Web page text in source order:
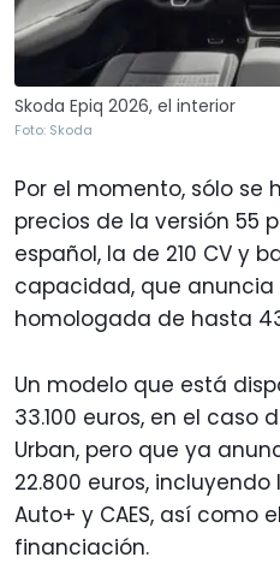
Skoda Epiq 2026, el interior
Foto: Skoda
Por el momento, sólo se
precios de la versión 55
español, la de 210 CV y
capacidad, que
homologada de hasta
Un modelo que está
33.100 euros, en el caso
Urban, pero que ya
22.800 euros,
Auto+ y CAES, así como
financiación.